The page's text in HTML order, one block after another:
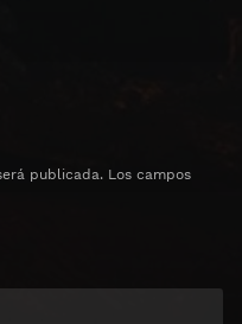
en 1 hora
publicada. Los campos